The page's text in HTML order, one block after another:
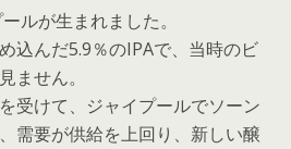
ルが生まれました。
込んだ5.9％のIPAで、当時のビ
ません。
受けて、ジャイプールでソーン
需要が供給を上回り、新しい醸